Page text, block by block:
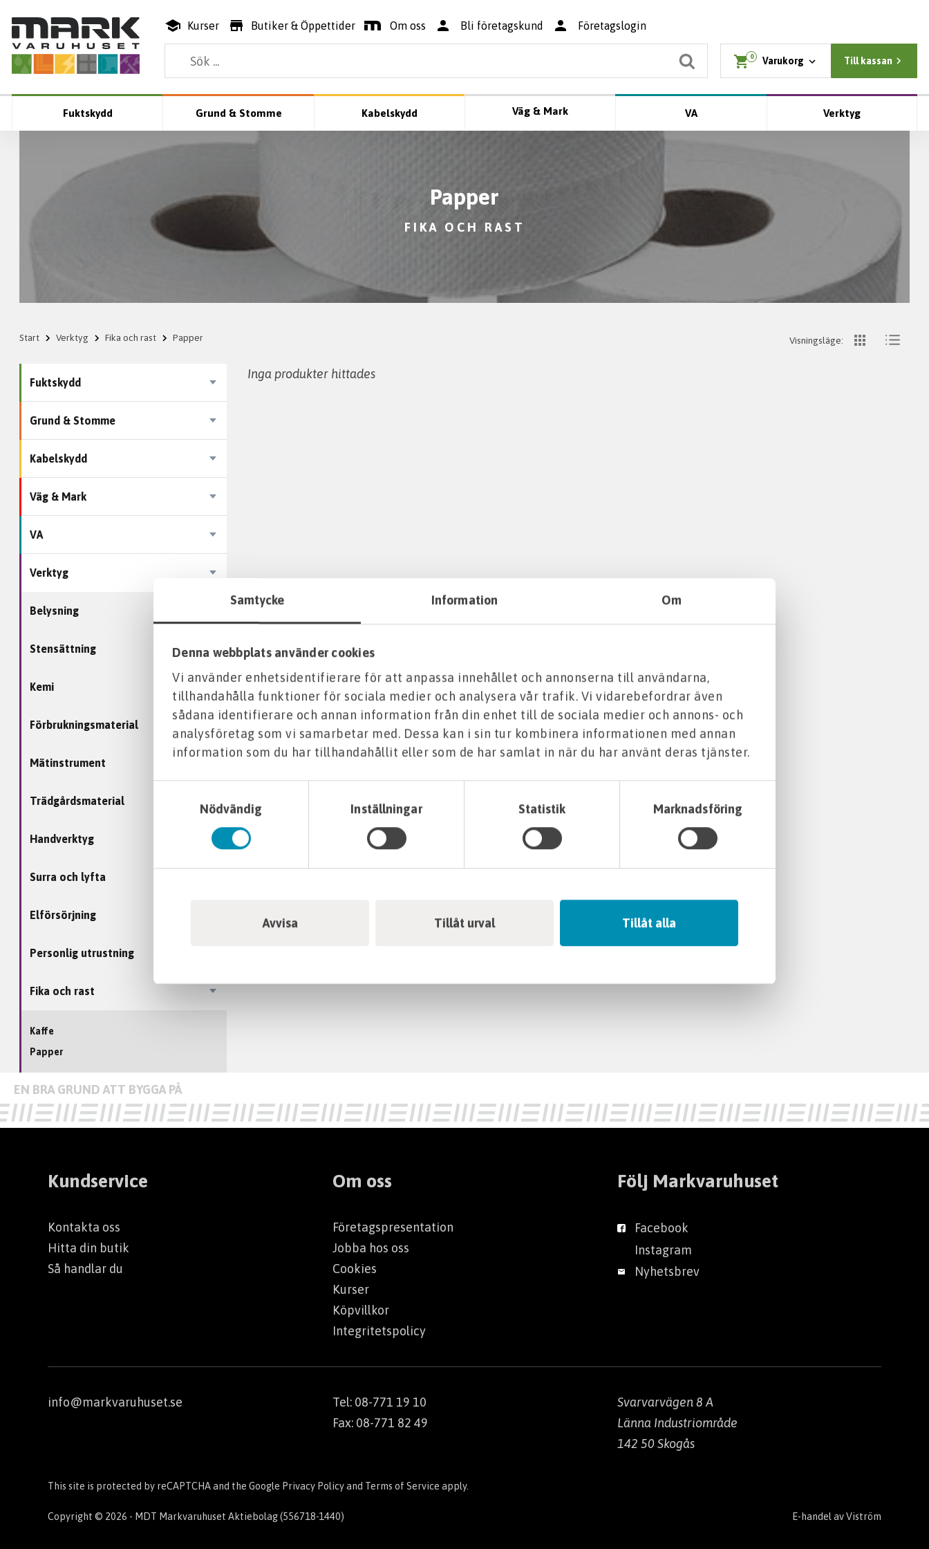
Samtycke Information Om
Denna webbplats använder cookies
Vi använder enhetsidentifierare för att anpassa innehållet och annonserna till användarna,
tillhandahålla funktioner för sociala medier och analysera vår trafik. Vi vidarebefordrar även
sådana identifierare och annan information från din enhet till de sociala medier och annons- och
analysföretag som vi samarbetar med. Dessa kan i sin tur kombinera informationen med annan
information som du har tillhandahållit eller som de har samlat in när du har använt deras tjänster.
Nödvändig
Inställningar Statistik Marknadsföring
Avvisa Tillåt urval Tillåt alla
Kurser Butiker & Öppettider Om oss Bli företagskund Företagslogin
0 Varukorg Till kassan
Fuktskydd Grund & Stomme Kabelskydd Väg & Mark VA Verktyg
Papper
FIKA OCH RAST
Start Verktyg Fika och rast Papper Visningsläge:
Fuktskydd
Grund & Stomme
Kabelskydd
Väg & Mark
VA
Verktyg
Belysning
Stensättning
Kemi
Förbrukningsmaterial
Mätinstrument
Trädgårdsmaterial
Handverktyg
Surra och lyfta
Elförsörjning
Personlig utrustning
Fika och rast
Kaffe
Papper
Inga produkter hittades
Kundservice
Kontakta oss
Hitta din butik
Så handlar du
Om oss
Företagspresentation
Jobba hos oss
Cookies
Kurser
Köpvillkor
Integritetspolicy
Följ Markvaruhuset
Facebook
Instagram
Nyhetsbrev
info@markvaruhuset.se
Tel: 08-771 19 10
Fax: 08-771 82 49
Svarvarvägen 8 A
Länna Industriområde
142 50 Skogås
This site is protected by reCAPTCHA and the Google Privacy Policyand Terms of Service apply.
Copyright © 2026 - MDT Markvaruhuset Aktiebolag (556718-1440) E-handel avViström